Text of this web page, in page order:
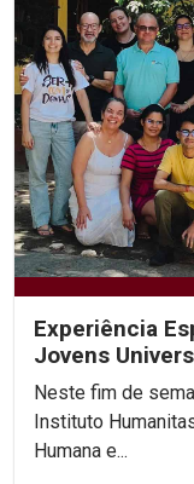
Experiência
Jovens
Neste fim de
Instituto
Humana e...